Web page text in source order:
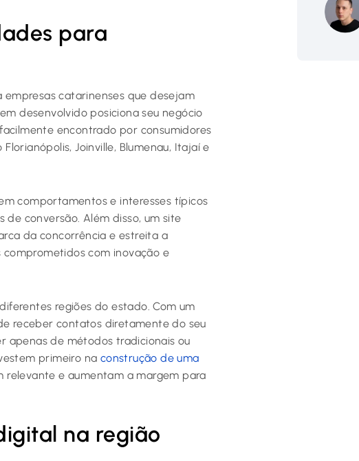
para
catarinenses que desejam
desenvolvido posiciona seu negócio
encontrado por consumidores
Joinville, Blumenau, Itajaí e
comportamentos e interesses típicos
conversão. Além disso, um site
da concorrência e estreita a
comprometidos com inovação e
regiões do estado. Com um
receber contatos diretamente do seu
apenas de métodos tradicionais ou
primeiro na construção de uma
relevante e aumentam a margem para
na região